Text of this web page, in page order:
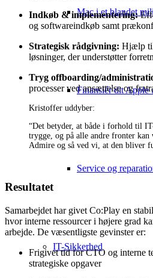
Mac i et blandet
Finansiér dit Apple
Service og
IT-Sikkerhed
Indkøb & implementering:
og softwareindkøb samt
Strategisk rådgivning: Hjælp
løsninger, der understøtter
Tryg offboarding/
processer ved ansættelse og
Kristoffer uddyber:
“Det betyder, at både i forhold til
trygge, og på alle andre fronter kan
Admire og så ved vi, at den bliver
Resultatet
Samarbejdet har givet Co:Play en
hvor interne ressourcer i højere grad
arbejde. De væsentligste gevinster er:
Frigivet tid for CTO og interne
strategiske opgaver